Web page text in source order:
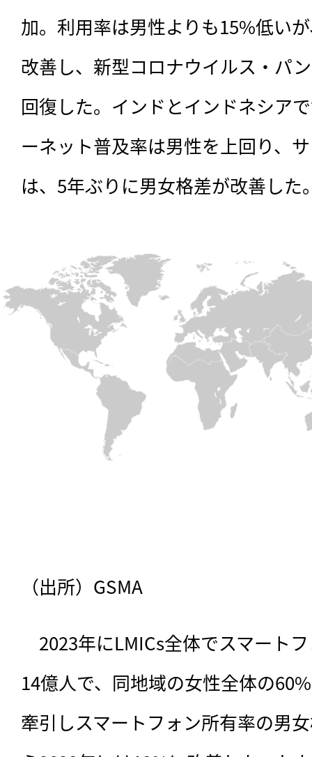
加。利用率は男性よりも15%低い
改善し、新型コロナウイルス・パ
回復した。インドとインドネシア
ーネット普及率は男性を上回り、
は、5年ぶりに男女格差が改善した
（出所）GSMA
2023年にLMICs全体でスマート
14億人で、同地域の女性全体の
牽引しスマートフォン所有率の男